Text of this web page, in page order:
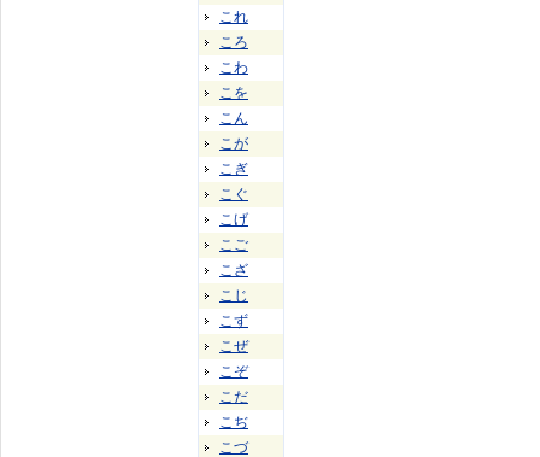
これ
ころ
こわ
こを
こん
こが
こぎ
こぐ
こげ
こご
こざ
こじ
こず
こぜ
こぞ
こだ
こぢ
こづ